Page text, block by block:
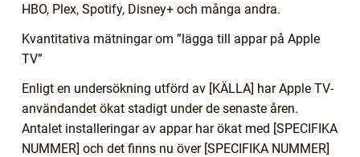
HBO, Plex, Spotify, Disney+ och många andra.
Kvantitativa mätningar om ”lägga till appar på Apple
TV”
Enligt en undersökning utförd av [KÄLLA] har Apple TV-
användandet ökat stadigt under de senaste åren.
Antalet installeringar av appar har ökat med [SPECIFIKA
NUMMER] och det finns nu över [SPECIFIKA NUMMER]